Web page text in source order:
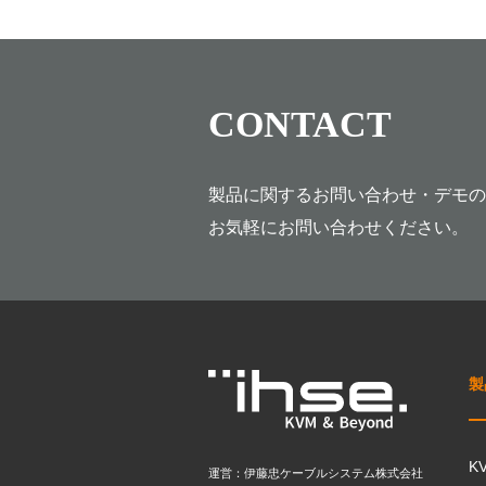
CONTACT
製品に関するお問い合わせ・デモ
お気軽にお問い合わせください。
運営：伊藤忠ケーブルシステム株式会社